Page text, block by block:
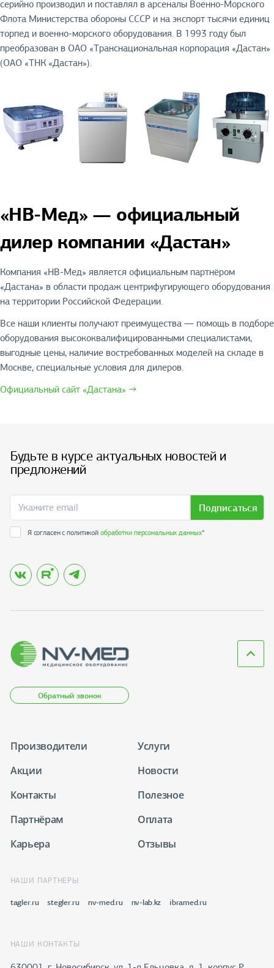
серийно производил и поставлял в арсеналы Военно-Морского
Флота Министерства обороны СССР и на экспорт тысячи единиц
торпед и военно-морского оборудования. В 1993 году был
преобразован в ОАО «Транснациональная корпорация «Дастан»
(ОАО «ТНК «Дастан»).
«НВ-Мед» — официальный
дилер компании «Дастан»
Компания «НВ-Мед» является официальным партнёром
«Дастана» в области продаж центрифугирующего оборудования
на территории Российской Федерации.
Все наши клиенты получают преимущества — помощь в подборе
оборудования высококвалифицированными специалистами,
выгодные цены, наличие востребованных моделей на складе в
Москве, специальные условия для дилеров.
Официальный сайт «Дастана» →
Будьте в курсе актуальных новостей и
предложений
Подписаться
Я согласен с политикойобработки персональных данных*
Обратный звонок
Производители
Услуги
Акции
Новости
Контакты
Полезное
Партнёрам
Оплата
Карьера
Отзывы
НАШИ ПАРТНЕРЫ
tagler.ru stegler.ru nv-med.ru nv-lab.kz ibramed.ru
НАШИ КОНТАКТЫ